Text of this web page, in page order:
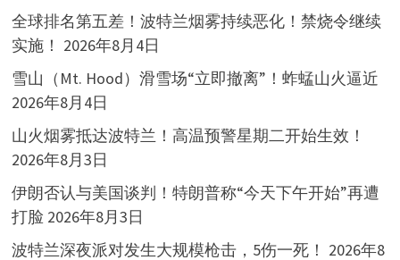
全球排名第五差！波特兰烟雾持续恶化！禁烧令继续
实施！ 2026年8月4日
雪山（Mt. Hood）滑雪场“立即撤离”！蚱蜢山火逼近
2026年8月4日
山火烟雾抵达波特兰！高温预警星期二开始生效！
2026年8月3日
伊朗否认与美国谈判！特朗普称“今天下午开始”再遭
打脸 2026年8月3日
波特兰深夜派对发生大规模枪击，5伤一死！ 2026年8